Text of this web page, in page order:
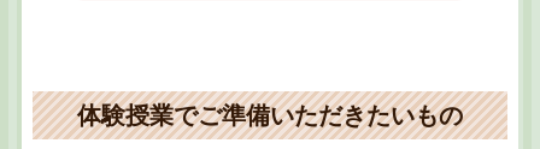
体験授業でご準備いただきたいもの